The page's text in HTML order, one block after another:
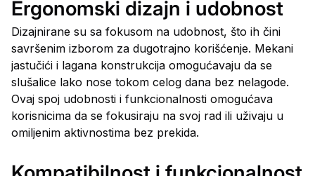
Ergonomski dizajn i udobnost
Dizajnirane su sa fokusom na udobnost, što ih čini
savršenim izborom za dugotrajno korišćenje. Mekani
jastučići i lagana konstrukcija omogućavaju da se
slušalice lako nose tokom celog dana bez nelagode.
Ovaj spoj udobnosti i funkcionalnosti omogućava
korisnicima da se fokusiraju na svoj rad ili uživaju u
omiljenim aktivnostima bez prekida.